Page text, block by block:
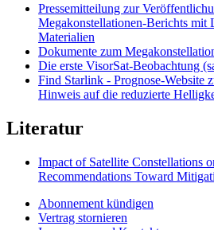
Pressemitteilung zur
Megakonstellationen-Berichts mit
Materialien
Dokumente zum
Die erste VisorSat-Beobachtung
Find Starlink - Prognose-Website
Hinweis auf die reduzierte
Literatur
Impact of Satellite Constellations
Recommendations Toward
Abonnement kündigen
Vertrag stornieren